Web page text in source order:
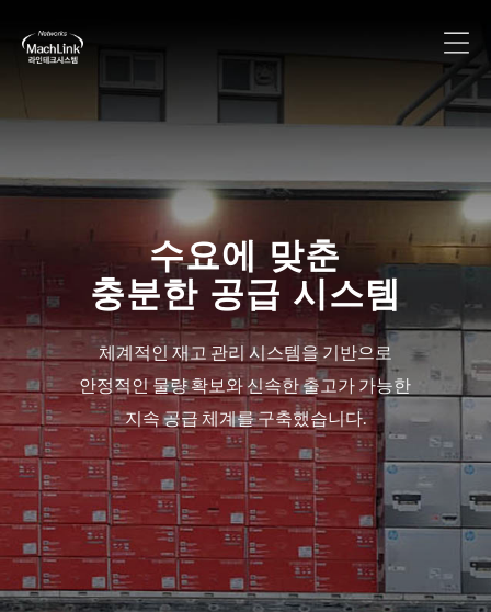
수요에 맞춘
충분한 공급 시스템
체계적인 재고 관리 시스템을 기반으로
안정적인 물량 확보와 신속한 출고가 가능한
지속 공급 체계를 구축했습니다.
ipTIME 부산·경남 총판
네트워크 전문 브랜드 ipTIME의 다양한 제품
들을 부산·경남 지역에 안정적으로 공급합니다.